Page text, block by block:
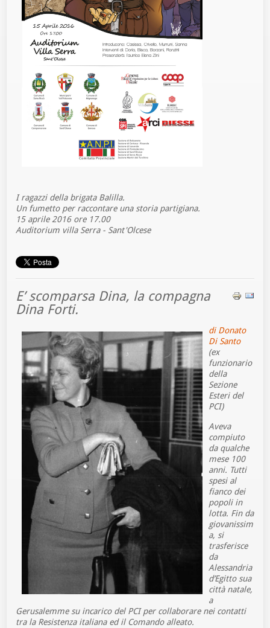
I ragazzi della brigata Balilla.
Un fumetto per raccontare una storia partigiana.
15 aprile 2016 ore 17.00
Auditorium villa Serra - Sant'Olcese
E’ scomparsa Dina, la compagna
Dina Forti.
di Donato
Di Santo
(ex
funzionario
della
Sezione
Esteri del
PCI)
Aveva
compiuto
da qualche
mese 100
anni. Tutti
spesi al
fianco dei
popoli in
lotta. Fin da
giovanissim
a, si
trasferisce
da
Alessandria
d’Egitto sua
città natale,
a
Gerusalemme su incarico del PCI per collaborare nei contatti
tra la Resistenza italiana ed il Comando alleato.